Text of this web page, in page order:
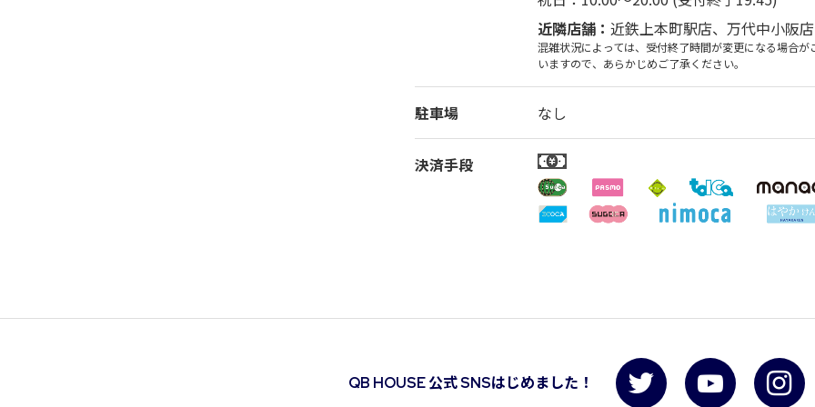
近隣店舗： 近鉄上本町駅店、 万代中小阪店
混雑状況によっては、受付終了時間が変更になる場合が
いますので、あらかじめご了承ください。
駐車場 なし
決済手段
QB HOUSE 公式 SNSはじめました！